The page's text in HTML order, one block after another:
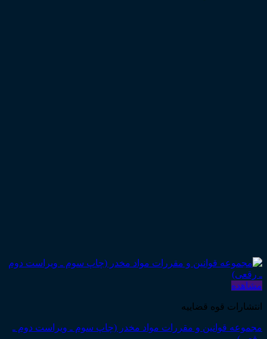
مشاهده
انتشارات قوه قضاییه
مجموعه قوانین و مقررات مواد مخدر (چاپ سوم ـ ویراست دوم ـ